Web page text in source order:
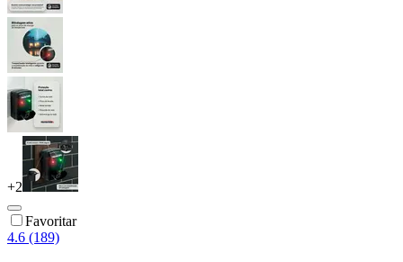
+2
Favoritar
4.6 (189)